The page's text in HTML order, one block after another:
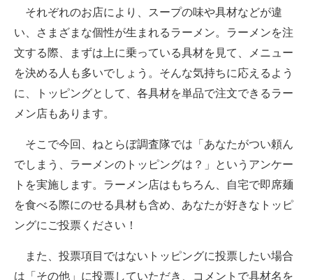
注目記事を集めた総合ページ
ITの今と未来を見通す
スマホと通信の最新トレンド
進化するPCとデバイスの未来
ビジネスと働き方のヒント
AI活用のいまが分かる
企業ITのトレンドを詳説
経営リーダーのコミュニティ
それぞれのお店により、スープの味や具材などが違
い、さまざまな個性が生まれるラーメン。ラーメンを注
文する際、まずは上に乗っている具材を見て、メニュー
を決める人も多いでしょう。そんな気持ちに応えるよう
に、トッピングとして、各具材を単品で注文できるラー
メン店もあります。
そこで今回、ねとらぼ調査隊では「あなたがつい頼ん
でしまう、ラーメンのトッピングは？」というアンケー
トを実施します。ラーメン店はもちろん、自宅で即席麺
を食べる際にのせる具材も含め、あなたが好きなトッピ
ングにご投票ください！
また、投票項目ではないトッピングに投票したい場合
は「その他」に投票していただき、コメントで具材名を